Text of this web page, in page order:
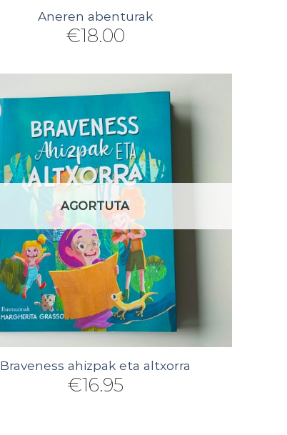
Aneren abenturak
€18.00
AGORTUTA
Braveness ahizpak eta altxorra
€16.95